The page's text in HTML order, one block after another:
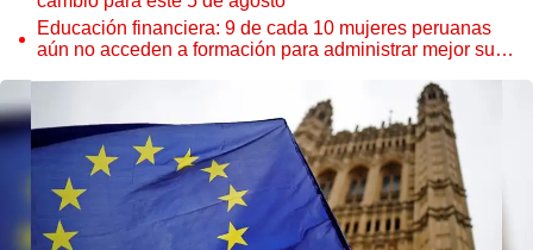
Educación financiera: 9 de cada 10 mujeres peruanas
aún no acceden a formación para administrar mejor su